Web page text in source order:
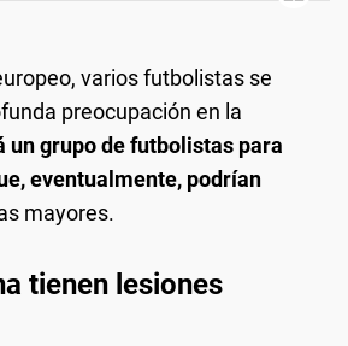
varios futbolistas se
preocupación en la
un grupo de futbolistas para
eventualmente, podrían
mayores.
tienen lesiones